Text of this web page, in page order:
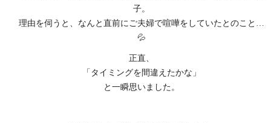
子。
理由を伺うと、なんと直前にご夫婦で喧嘩をしていたとのこと…
💦
正直、
「タイミングを間違えたかな」
と一瞬思いました。